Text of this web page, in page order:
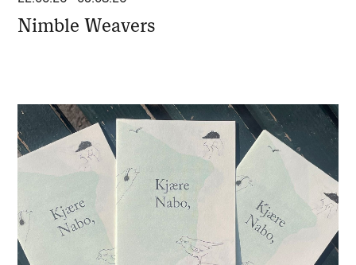
Nimble Weavers